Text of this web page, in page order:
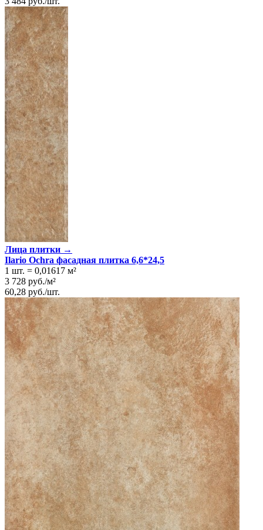
Лица плитки →
Ilario Ochra фасадная плитка 6,6*24,5
1 шт. = 0,01617 м²
3 728 руб./м²
60,28 руб./шт.